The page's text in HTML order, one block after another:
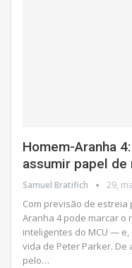
Homem-Aranha
assumir papel
Samuel Bratifich 29,
Com previsão de estreia
Aranha 4 pode marcar o
inteligentes do MCU —
vida de Peter Parker.
pelo…